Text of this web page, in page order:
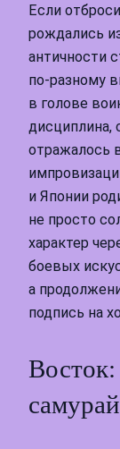
Если
рождались
античности
по‑разному
в голове
дисциплина,
отражалось
и Японии
не просто
характер
боевых
а
подпись на